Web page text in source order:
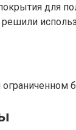
для
ограниченном